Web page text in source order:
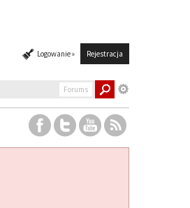
Logowanie » Rejestracja
Forums